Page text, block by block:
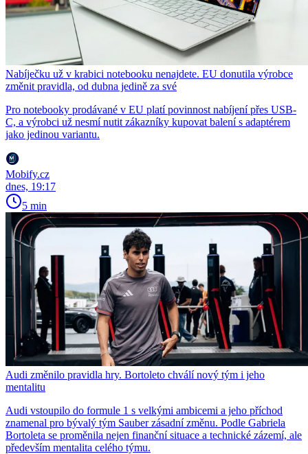
Nabíječku už v krabici notebooku nenajdete. EU donutila výrobce
změnit pravidla, od dubna jedině za své
Pro notebooky prodávané v EU platí povinnost nabíjení přes USB-
C, a výrobci už nesmí nutit zákazníky kupovat balení s adaptérem
jako jedinou variantu.
Mobify.cz
dnes, 19:17
5 min
Audi změnilo pravidla hry. Bortoleto chválí nový tým i jeho
mentalitu
Audi vstoupilo do formule 1 s velkými ambicemi a jeho příchod
znamenal pro bývalý tým Sauber zásadní změnu. Podle Gabriela
Bortoleta se proměnila nejen finanční situace a technické zázemí, ale
především mentalita celého týmu.